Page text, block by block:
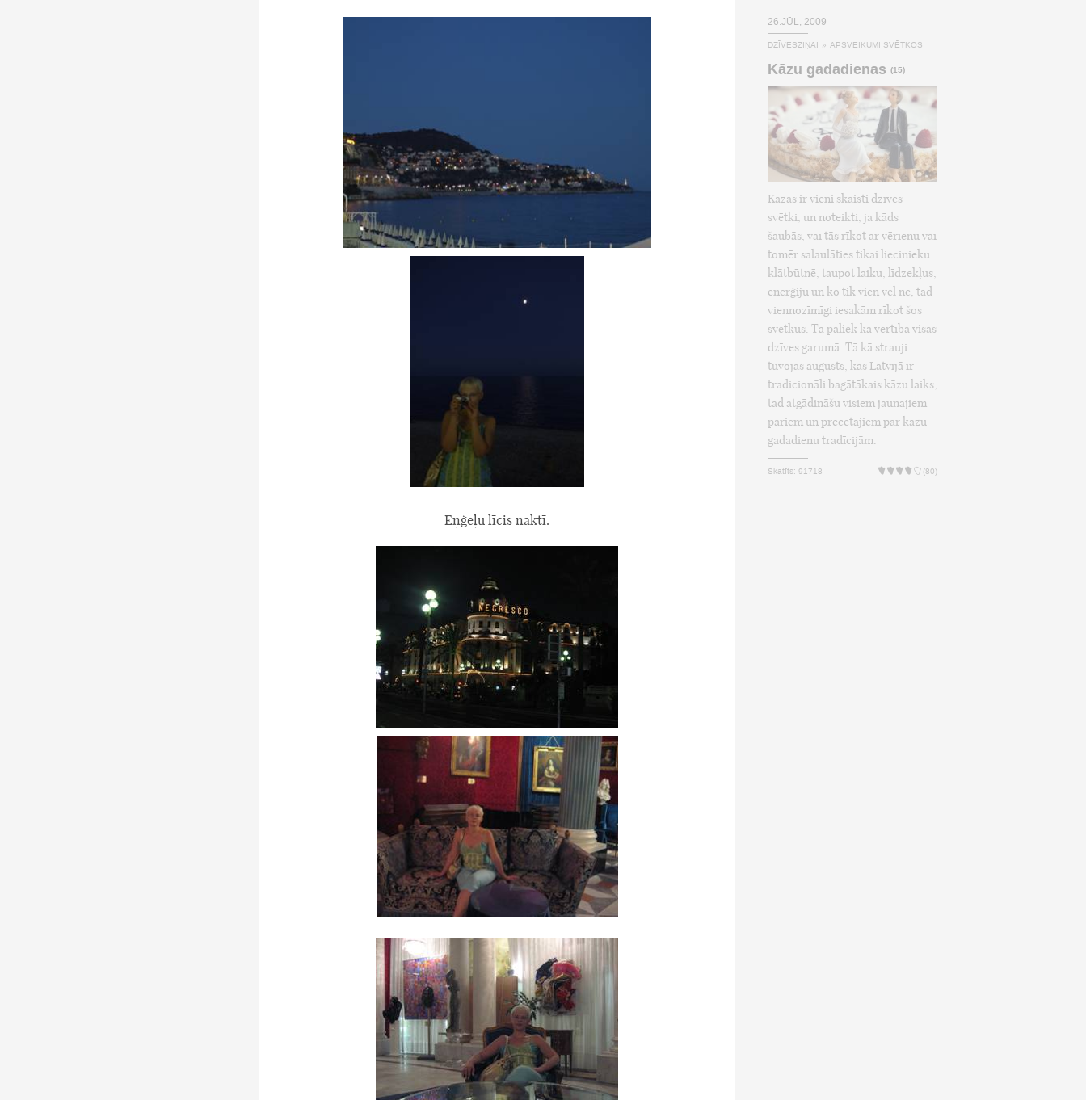
Eņģeļu līcis naktī.
26.JŪL, 2009
DZĪVESZIŅAI » APSVEIKUMI SVĒTKOS
Kāzu gadadienas (15)
Kāzas ir vieni skaisti dzīves
svētki, un noteikti, ja kāds
šaubās, vai tās rīkot ar vērienu vai
tomēr salaulāties tikai liecinieku
klātbūtnē, taupot laiku, līdzekļus,
enerģiju un ko tik vien vēl nē, tad
viennozīmīgi iesakām rīkot šos
svētkus. Tā paliek kā vērtība visas
dzīves garumā. Tā kā strauji
tuvojas augusts, kas Latvijā ir
tradicionāli bagātākais kāzu laiks,
tad atgādināšu visiem jaunajiem
pāriem un precētajiem par kāzu
gadadienu tradīcijām.
Skatīts: 91718 (80)